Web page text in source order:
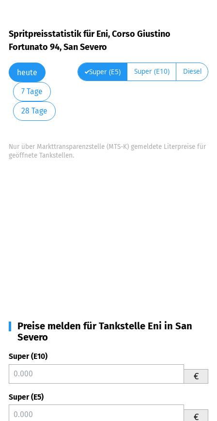
Spritpreisstatistik für Eni, Corso Giustino
Fortunato 94, San Severo
heute
7 Tage
28 Tage
Super (E5) Super (E10) Diesel
Nur über Markttransparenzstelle (MTS-K) gemeldete Literpreise für
geöffnete Tankstellen.
Preise melden für Tankstelle Eni in San
Severo
Super (E10)
€
Super (E5)
€